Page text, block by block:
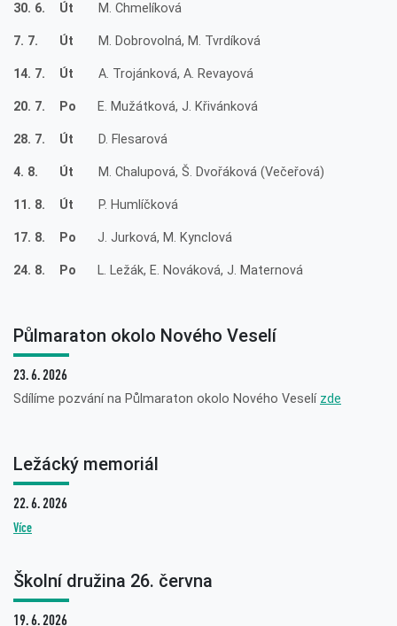
30. 6. Út M. Chmelíková
7. 7. Út M. Dobrovolná, M. Tvrdíková
14. 7. Út A. Trojánková, A. Revayová
20. 7. Po E. Mužátková, J. Křivánková
28. 7. Út D. Flesarová
4. 8. Út M. Chalupová, Š. Dvořáková (Večeřová)
11. 8. Út P. Humlíčková
17. 8. Po J. Jurková, M. Kynclová
24. 8. Po L. Ležák, E. Nováková, J. Maternová
Půlmaraton okolo Nového Veselí
23. 6. 2026
Sdílíme pozvání na Půlmaraton okolo Nového Veselí zde
Ležácký memoriál
22. 6. 2026
Více
Školní družina 26. června
19. 6. 2026